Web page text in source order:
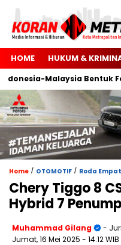
HOME HUKUM &
Malaysia Bentuk Forum
Home / OTOMOTIF / Roda Empat
Chery Tiggo 8
Hybrid 7
Muhammad Gilang
-
Jumat, 16 Mei 2025 - 14:12 WIB